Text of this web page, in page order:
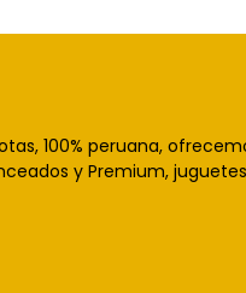
100% peruana,
y Premium,